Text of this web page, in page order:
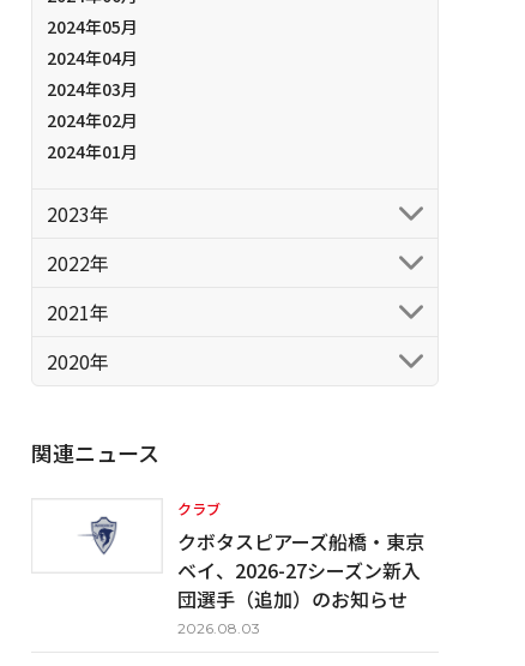
2024年05月
2024年04月
2024年03月
2024年02月
2024年01月
2023年
2022年
2021年
2020年
関連ニュース
クラブ
クボタスピアーズ船橋・東京
ベイ、2026-27シーズン新入
団選手（追加）のお知らせ
2026.08.03